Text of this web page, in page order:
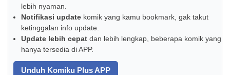
lebih nyaman.
Notifikasi update komik yang kamu bookmark, gak takut
ketinggalan info update.
Update lebih cepat dan lebih lengkap, beberapa komik yang
hanya tersedia di APP.
Unduh Komiku Plus APP